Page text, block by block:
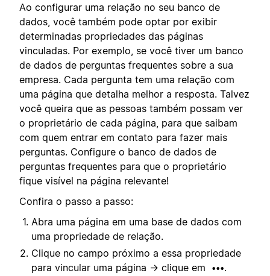
Ao configurar uma relação no seu banco de
dados, você também pode optar por exibir
determinadas propriedades das páginas
vinculadas. Por exemplo, se você tiver um banco
de dados de perguntas frequentes sobre a sua
empresa. Cada pergunta tem uma relação com
uma página que detalha melhor a resposta. Talvez
você queira que as pessoas também possam ver
o proprietário de cada página, para que saibam
com quem entrar em contato para fazer mais
perguntas. Configure o banco de dados de
perguntas frequentes para que o proprietário
fique visível na página relevante!
Confira o passo a passo:
Abra uma página em uma base de dados com
uma propriedade de relação.
Clique no campo próximo a essa propriedade
para vincular uma página → clique em
•••.